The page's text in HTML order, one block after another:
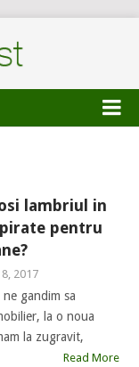
lambriul in
pentru
2017
gandim sa
la o noua
la zugravit,
Read More